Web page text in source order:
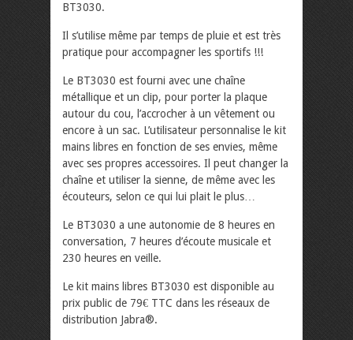
BT3030.
Il s’utilise même par temps de pluie et est très
pratique pour accompagner les sportifs !!!
Le BT3030 est fourni avec une chaîne
métallique et un clip, pour porter la plaque
autour du cou, l’accrocher à un vêtement ou
encore à un sac. L’utilisateur personnalise le kit
mains libres en fonction de ses envies, même
avec ses propres accessoires. Il peut changer la
chaîne et utiliser la sienne, de même avec les
écouteurs, selon ce qui lui plait le plus…
Le BT3030 a une autonomie de 8 heures en
conversation, 7 heures d’écoute musicale et
230 heures en veille.
Le kit mains libres BT3030 est disponible au
prix public de 79€ TTC dans les réseaux de
distribution Jabra®.